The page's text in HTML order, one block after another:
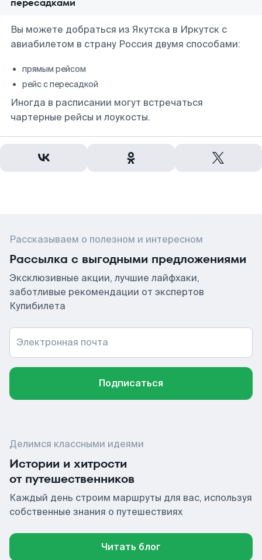
Вы можете добраться из Якутска в Иркутск с
авиабилетом в страну Россия двумя способами:
прямым рейсом
рейс с пересадкой
Иногда в расписании могут встречаться
чартерные рейсы и лоукосты.
Рассказываем о полезном и интересном
Рассылка с выгодными предложениями
Эксклюзивные акции, лучшие лайфхаки,
заботливые рекомендации от экспертов
Купибилета
Электронная почта
Подписаться
Делимся классными идеями
Истории и хитрости
от путешественников
Каждый день строим маршруты для вас, используя
собственные знания о путешествиях
Читать блог